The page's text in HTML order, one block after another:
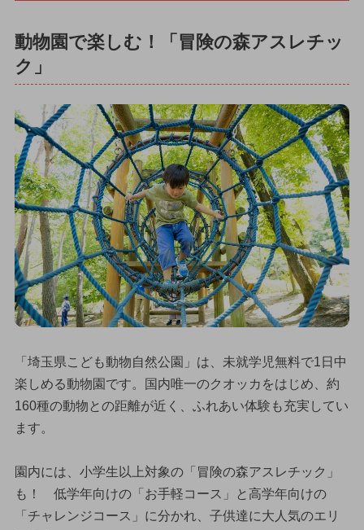
動物園で楽しむ！「冒険の森アスレチッ
ク」
「埼玉県こども動物自然公園」は、未就学児無料で1日中
楽しめる動物園です。国内唯一のクオッカをはじめ、約
160種の動物との距離が近く、ふれあい体験も充実してい
ます。
園内には、小学生以上対象の「冒険の森アスレチック」
も！ 低学年向けの「お手軽コース」と高学年向けの
「チャレンジコース」に分かれ、子供達に大人気のエリ